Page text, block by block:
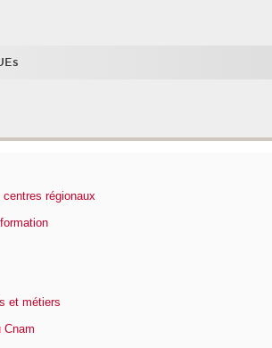
centres régionaux
et métiers
Cnam